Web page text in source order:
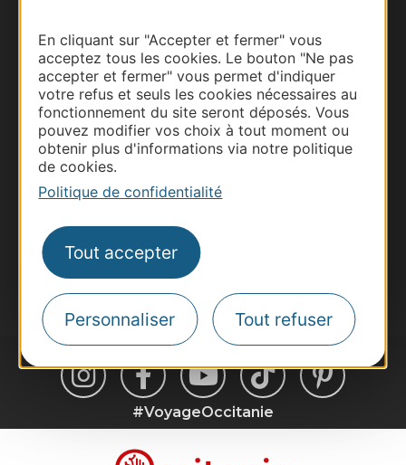
En cliquant sur "Accepter et fermer" vous
acceptez tous les cookies. Le bouton "Ne pas
accepter et fermer" vous permet d'indiquer
votre refus et seuls les cookies nécessaires au
fonctionnement du site seront déposés. Vous
pouvez modifier vos choix à tout moment ou
obtenir plus d'informations via notre politique
de cookies.
Politique de confidentialité
Tout accepter
Personnaliser Tout refuser
Thermalisme
Business/Mice
Pros d'Occitanie
Site presse et d'influence
Voyagistes
Destination Sport
Destination Occitanie pour recevoir des
suggestions de séjours, de visites et de sorties.
Je m'abonne
#VoyageOccitanie